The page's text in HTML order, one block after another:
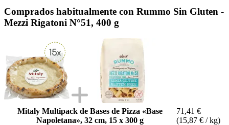
Comprados habitualmente con Rummo Sin Gluten -
Mezzi Rigatoni N°51, 400 g
Mitaly Multipack de Bases de Pizza «Base
Napoletana», 32 cm, 15 x 300 g
71,41 €
(15,87 € / kg)